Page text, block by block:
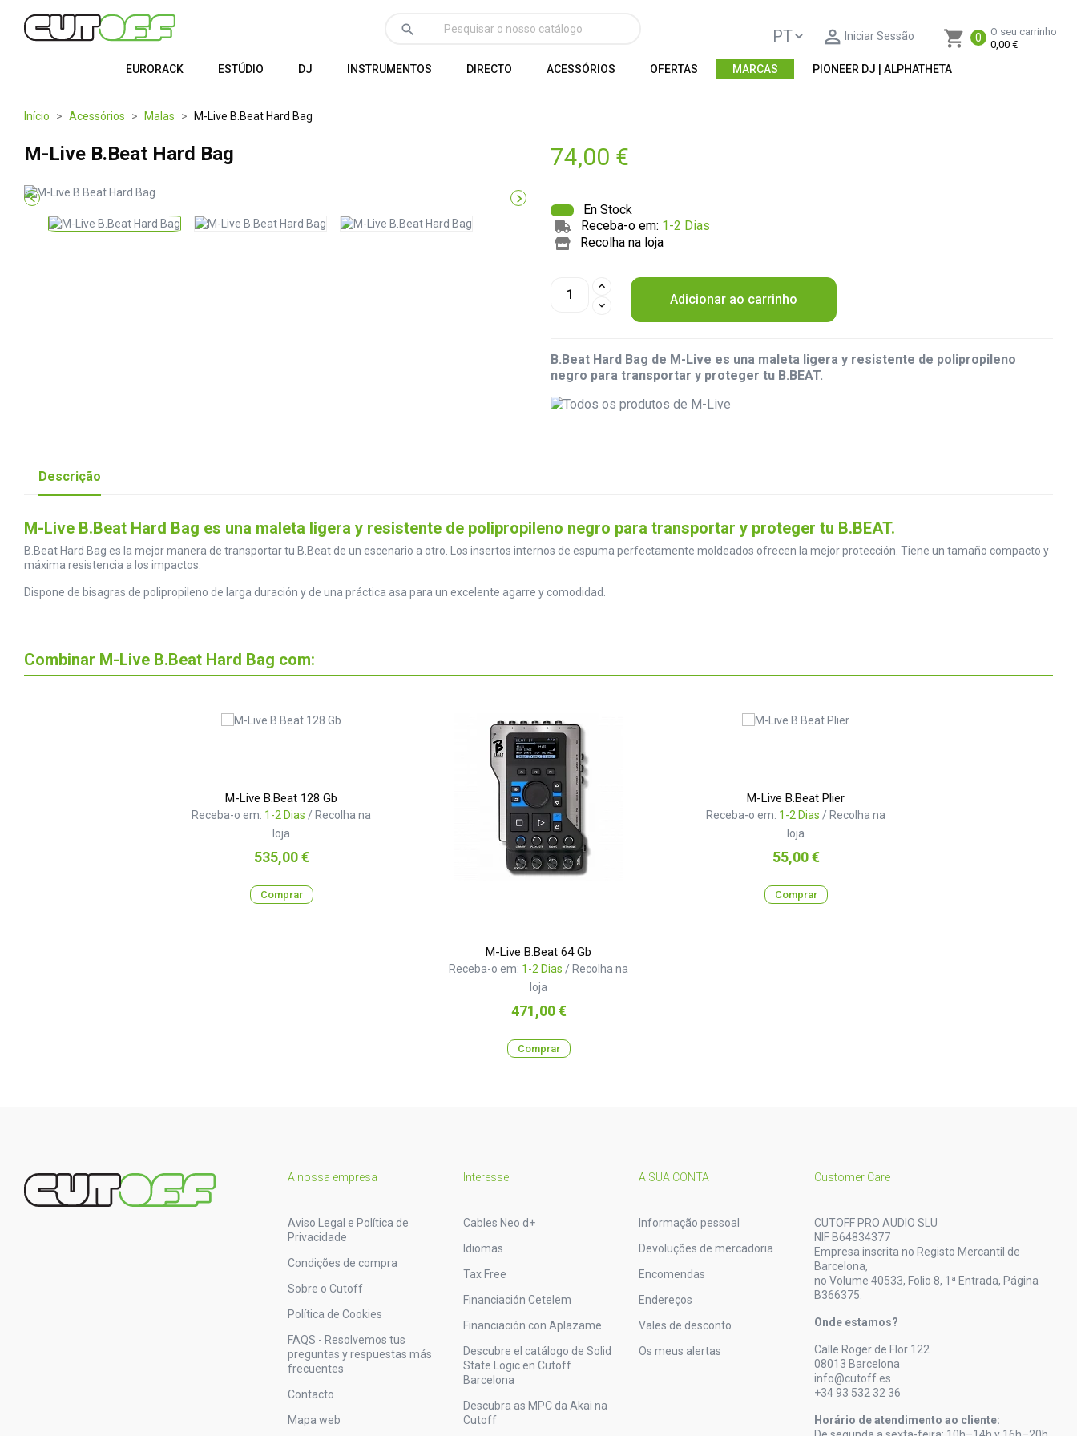
shopping_cart 0
O seu carrinho
0,00 €
 Iniciar Sessão
search
EURORACK ESTÚDIO DJ INSTRUMENTOS DIRECTO ACESSÓRIOS OFERTAS MARCAS PIONEER DJ | ALPHATHETA
Início Acessórios Malas M-Live B.Beat Hard Bag
M-Live B.Beat Hard Bag
 
74,00 €
En Stock
Receba-o em: 1-2 Dias
Recolha na loja
Adicionar ao carrinho
B.Beat Hard Bag de M-Live es una maleta ligera y resistente de polipropileno
negro para transportar y proteger tu B.BEAT.
Descrição
M-Live B.Beat Hard Bag es una maleta ligera y resistente de polipropileno negro para transportar y proteger tu B.BEAT.
B.Beat Hard Bag es la mejor manera de transportar tu B.Beat de un escenario a otro. Los insertos internos de espuma perfectamente moldeados ofrecen la mejor protección. Tiene un tamaño compacto y
máxima resistencia a los impactos.
Dispone de bisagras de polipropileno de larga duración y de una práctica asa para un excelente agarre y comodidad.
Combinar M-Live B.Beat Hard Bag com:
M-Live B.Beat 128 Gb
Receba-o em: 1-2 Dias / Recolha na
loja
Preço
535,00 €
Comprar
M-Live B.Beat 64 Gb
Receba-o em: 1-2 Dias / Recolha na
loja
Preço
471,00 €
Comprar
M-Live B.Beat Plier
Receba-o em: 1-2 Dias / Recolha na
loja
Preço
55,00 €
Comprar
A nossa empresa
Aviso Legal e Política de
Privacidade
Condições de compra
Sobre o Cutoff
Política de Cookies
FAQS - Resolvemos tus
preguntas y respuestas más
frecuentes
Contacto
Mapa web
Interesse
Cables Neo d+
Idiomas
Tax Free
Financiación Cetelem
Financiación con Aplazame
Descubre el catálogo de Solid
State Logic en Cutoff
Barcelona
Descubra as MPC da Akai na
Cutoff
A SUA CONTA
Informação pessoal
Devoluções de mercadoria
Encomendas
Endereços
Vales de desconto
Os meus alertas
Customer Care
CUTOFF PRO AUDIO SLU
NIF B64834377
Empresa inscrita no Registo Mercantil de
Barcelona,
no Volume 40533, Folio 8, 1ª Entrada, Página
B366375.
Onde estamos?
Calle Roger de Flor 122
08013 Barcelona
info@cutoff.es
+34 93 532 32 36
Horário de atendimento ao cliente: